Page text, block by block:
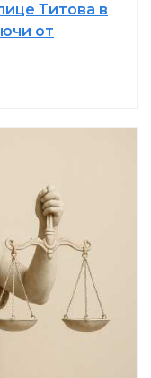
Титова в
от